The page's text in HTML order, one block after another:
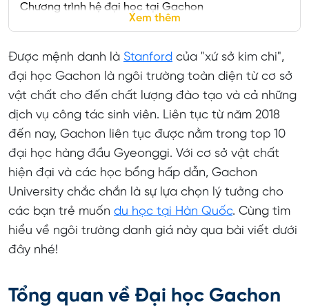
Chương trình hệ đại học tại Gachon
Chuyên ngành và học phí
Học bổng
Chương trình hệ sau đại học tại Gachon
Học bổng
Ký túc xá Đại học Gachon
Xem thêm
Được mệnh danh là Stanford của "xứ sở kim chi",
đại học Gachon là ngôi trường toàn diện từ cơ sở
vật chất cho đến chất lượng đào tạo và cả những
dịch vụ công tác sinh viên. Liên tục từ năm 2018
đến nay, Gachon liên tục được nằm trong top 10
đại học hàng đầu Gyeonggi. Với cơ sở vật chất
hiện đại và các học bổng hấp dẫn, Gachon
University chắc chắn là sự lựa chọn lý tưởng cho
các bạn trẻ muốn du học tại Hàn Quốc. Cùng tìm
hiểu về ngôi trường danh giá này qua bài viết dưới
đây nhé!
Tổng quan về Đại học Gachon